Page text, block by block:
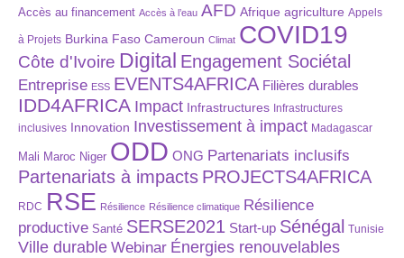
Accès au financement Accès à l’eau AFD Afrique agriculture Appels
à Projets Burkina Faso Cameroun Climat COVID19
Côte d'Ivoire Digital Engagement Sociétal
Entreprise ESS EVENTS4AFRICA Filières durables
IDD4AFRICA Impact Infrastructures Infrastructures
inclusives Innovation Investissement à impact Madagascar
Mali Maroc Niger ODD ONG Partenariats inclusifs
Partenariats à impacts PROJECTS4AFRICA
RDC RSE Résilience Résilience climatique Résilience
productive Santé SERSE2021 Start-up Sénégal Tunisie
Ville durable Webinar Énergies renouvelables